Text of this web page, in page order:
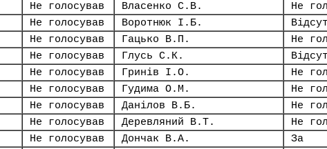
Не голосував Власенко С.В.
Не
Не голосував Воротнюк І.Б.
Не голосував Гацько В.П.
Не
Не голосував Глусь С.К.
Не голосував Гринів І.О.
Не
Не голосував Гудима О.М.
Не
Не голосував Данілов В.Б.
Не
Не голосував Деревляний В.Т.
Не
Не голосував Дончак В.А.
За